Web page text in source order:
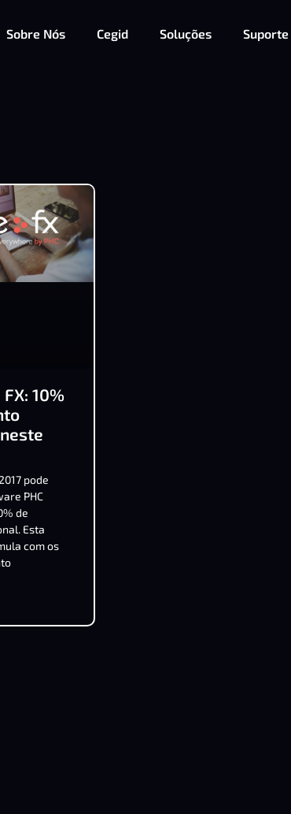
Sobre Nós Cegid Soluções Suporte
10%
pode
PHC
de
Esta
com os